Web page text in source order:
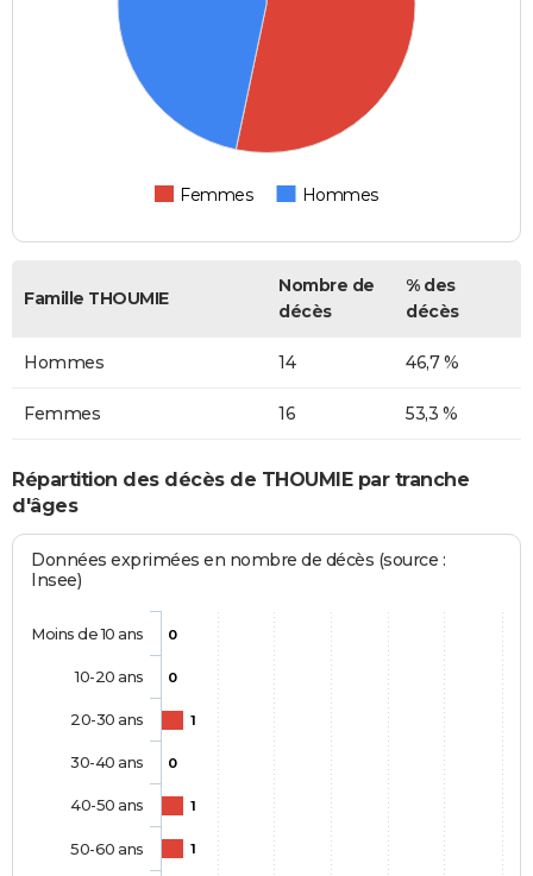
Femmes Hommes
Famille THOUMIE
Nombre de
décès
% des
décès
Hommes 14 46,7 %
Femmes 16 53,3 %
Répartition des décès de THOUMIE par tranche
d'âges
Données exprimées en nombre de décès (source :
Insee)
0
0
1
0
1
1
Moins de 10 ans
10-20 ans
20-30 ans
30-40 ans
40-50 ans
50-60 ans